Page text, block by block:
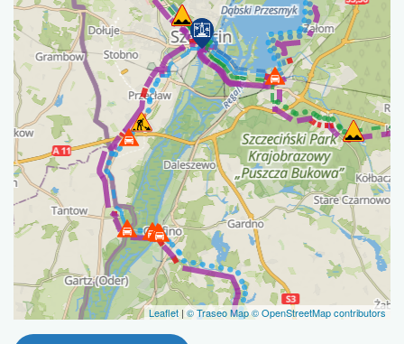
Leaflet | © Traseo Map© OpenStreetMap contributors